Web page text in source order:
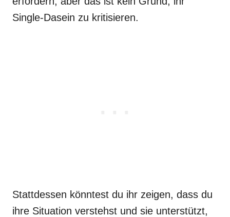
Single-Dasein zu kritisieren.
Stattdessen könntest du ihr zeigen, dass du
ihre Situation verstehst und sie unterstützt,